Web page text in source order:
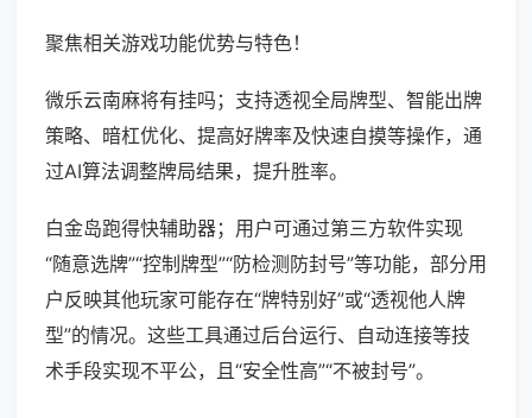
聚焦相关游戏功能优势与特色！
微乐云南麻将有挂吗；支持透视全局牌型、智能出牌
策略、暗杠优化、提高好牌率及快速自摸等操作，通
过AI算法调整牌局结果，提升胜率。
白金岛跑得快辅助器；用户可通过第三方软件实现
“随意选牌”“控制牌型”“防检测防封号”等功能，部分用
户反映其他玩家可能存在“牌特别好”或“透视他人牌
型”的情况。这些工具通过后台运行、自动连接等技
术手段实现不平公，且“安全性高”“不被封号”。